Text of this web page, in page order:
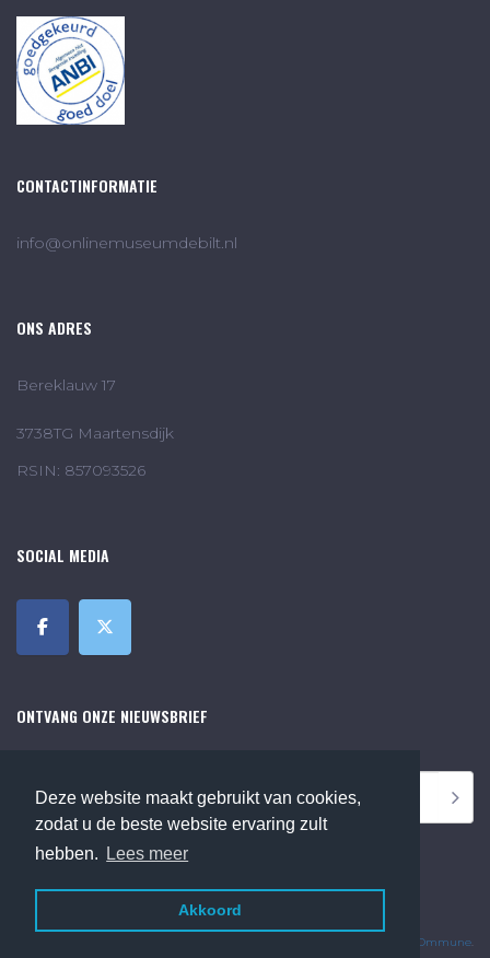
Deze website maakt gebruikt van cookies,
zodat u de beste website ervaring zult
hebben.
Lees meer
Akkoord
CONTACTINFORMATIE
info@onlinemuseumdebilt.nl
ONS ADRES
Bereklauw 17
3738TG Maartensdijk
RSIN: 857093526
SOCIAL MEDIA
ONTVANG ONZE NIEUWSBRIEF
©2018 Online Museum de Bilt. Alle rechten voorbehouden.
Ommune